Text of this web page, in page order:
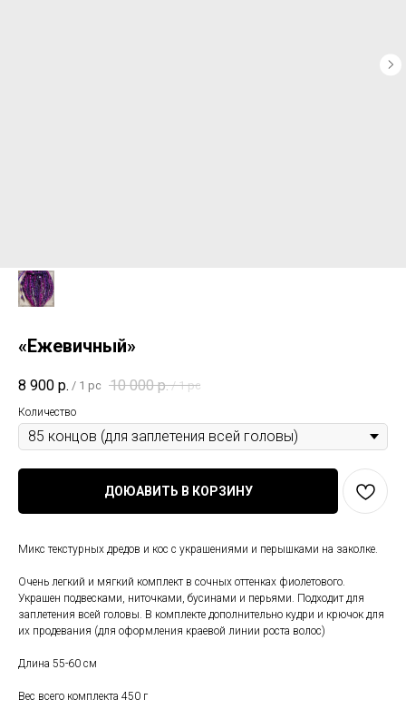
«Ежевичный»
8 900 р. / 1 pc 10 000 р. / 1 pc
Количество
ДОЮАВИТЬ В КОРЗИНУ
Микс текстурных дредов и кос с украшениями и перышками на заколке.
Очень легкий и мягкий комплект в сочных оттенках фиолетового.
Украшен подвесками, ниточками, бусинами и перьями. Подходит для
заплетения всей головы. В комплекте дополнительно кудри и крючок для
их продевания (для оформления краевой линии роста волос)
Длина 55-60 см
Вес всего комплекта 450 г